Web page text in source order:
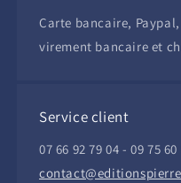
Carte bancaire,
virement bancaire et
Service client
07 66 92 79 04 - 09 75 60